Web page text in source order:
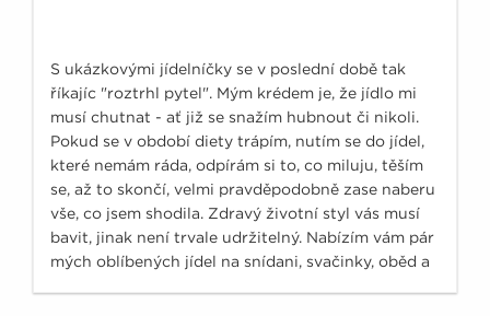
S ukázkovými jídelníčky se v poslední době tak
říkajíc "roztrhl pytel". Mým krédem je, že jídlo mi
musí chutnat - ať již se snažím hubnout či nikoli.
Pokud se v období diety trápím, nutím se do jídel,
které nemám ráda, odpírám si to, co miluju, těším
se, až to skončí, velmi pravděpodobně zase naberu
vše, co jsem shodila. Zdravý životní styl vás musí
bavit, jinak není trvale udržitelný. Nabízím vám pár
mých oblíbených jídel na snídani, svačinky, oběd a